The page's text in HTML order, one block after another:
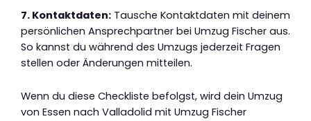
7. Kontaktdaten: Tausche Kontaktdaten mit deinem
persönlichen Ansprechpartner bei Umzug Fischer aus.
So kannst du während des Umzugs jederzeit Fragen
stellen oder Änderungen mitteilen.
Wenn du diese Checkliste befolgst, wird dein Umzug
von Essen nach Valladolid mit Umzug Fischer